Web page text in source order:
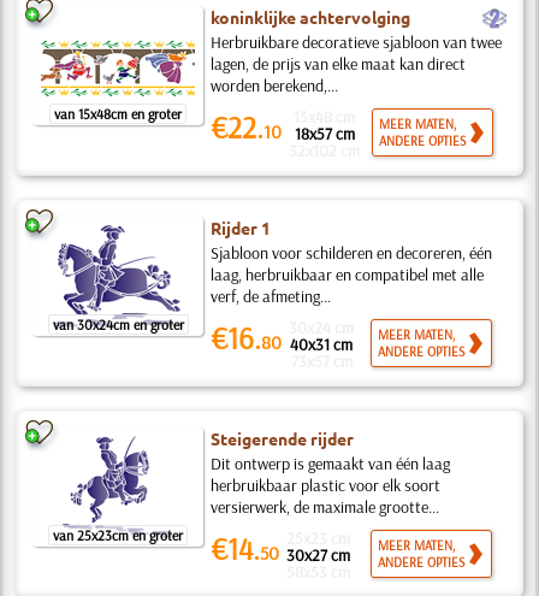
van 15x48cm en groter
koninklijke achtervolging b
Herbruikbare decoratieve sjabloon van twee
lagen, de prijs van elke maat kan direct
worden berekend,...
€22.10 18x57 cm
MEER MATEN,
ANDERE OPTIES
van 30x24cm en groter
Rijder 1
Sjabloon voor schilderen en decoreren, één
laag, herbruikbaar en compatibel met alle
verf, de afmeting...
€16.80 40x31 cm
MEER MATEN,
ANDERE OPTIES
van 25x23cm en groter
Steigerende rijder
Dit ontwerp is gemaakt van één laag
herbruikbaar plastic voor elk soort
versierwerk, de maximale grootte...
€14.50 30x27 cm
MEER MATEN,
ANDERE OPTIES